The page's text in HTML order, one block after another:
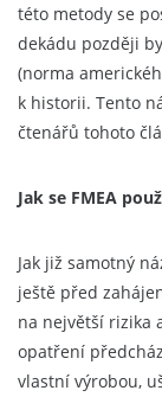
této metody se
dekádu později
(norma
k historii. Tento
čtenářů tohoto
Jak se FMEA
Jak již samotný
ještě před
na největší rizika
opatření
vlastní výrobou,